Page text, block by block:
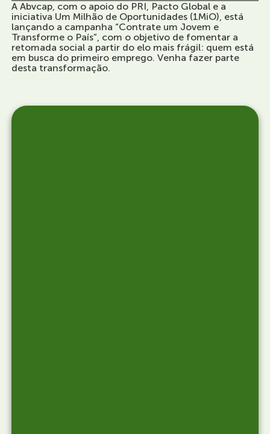
A Abvcap, com o apoio do PRI, Pacto Global e a
iniciativa Um Milhão de Oportunidades (1MiO), está
lançando a campanha “Contrate um Jovem e
Transforme o País”, com o objetivo de fomentar a
retomada social a partir do elo mais frágil: quem está
em busca do primeiro emprego. Venha fazer parte
desta transformação.